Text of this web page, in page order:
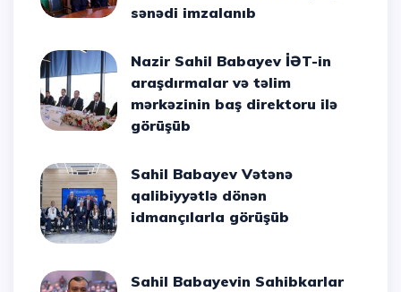
sənədi imzalanıb
Nazir Sahil Babayev İƏT-in
araşdırmalar və təlim
mərkəzinin baş direktoru ilə
görüşüb
Sahil Babayev Vətənə
qalibiyyətlə dönən
idmançılarla görüşüb
Sahil Babayevin Sahibkarlar